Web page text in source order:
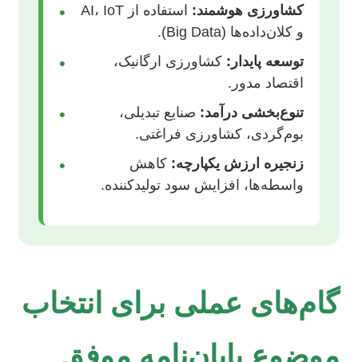
• کشاورزی هوشمند:
استفاده از AI، IoT
و کلان‌داده‌ها (Big Data).
• توسعه پایدار: کشاورزی ارگانیک،
اقتصاد مدور.
• تنوع‌بخشی درآمد: صنایع تبدیلی،
بوم‌گردی، کشاورزی فراغتی.
• زنجیره ارزش یکپارچه: کاهش
واسطه‌ها، افزایش سود تولیدکننده.
گام‌های عملی برای انتخاب